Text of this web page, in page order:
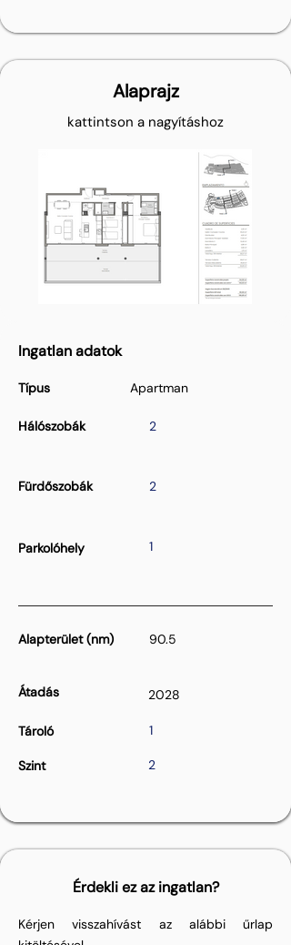
Alaprajz
kattintson a nagyításhoz
Ingatlan adatok
Típus
Hálószobák
Apartman
2
Fürdőszobák 2
Parkolóhely 1
Alapterület (nm) 90.5
Átadás 2028
Tároló 1
Szint 2
Érdekli ez az ingatlan?
Kérjen visszahívást az alábbi űrlap